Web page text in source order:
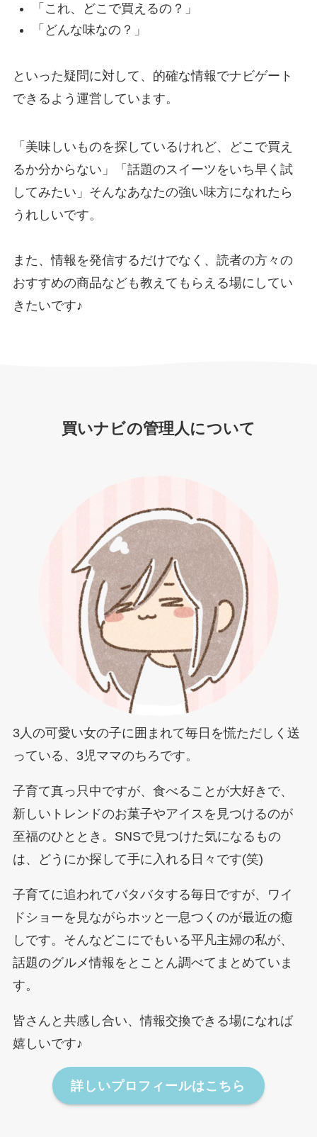
「これ、どこで買えるの？」
「どんな味なの？」
といった疑問に対して、的確な情報でナビゲート
できるよう運営しています。
「美味しいものを探しているけれど、どこで買え
るか分からない」「話題のスイーツをいち早く試
してみたい」そんなあなたの強い味方になれたら
うれしいです。
また、情報を発信するだけでなく、読者の方々の
おすすめの商品なども教えてもらえる場にしてい
きたいです♪
買いナビの管理人について
3人の可愛い女の子に囲まれて毎日を慌ただしく送
っている、3児ママのちろです。
子育て真っ只中ですが、食べることが大好きで、
新しいトレンドのお菓子やアイスを見つけるのが
至福のひととき。SNSで見つけた気になるもの
は、どうにか探して手に入れる日々です(笑)
子育てに追われてバタバタする毎日ですが、ワイ
ドショーを見ながらホッと一息つくのが最近の癒
しです。そんなどこにでもいる平凡主婦の私が、
話題のグルメ情報をとことん調べてまとめていま
す。
皆さんと共感し合い、情報交換できる場になれば
嬉しいです♪
詳しいプロフィールはこちら